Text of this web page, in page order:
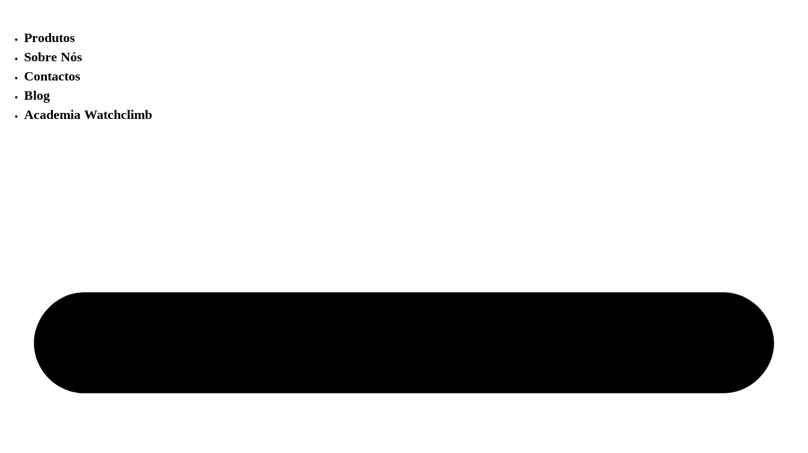
contentProdutos
Sobre Nós
Contactos
Blog
Academia Watchclimb